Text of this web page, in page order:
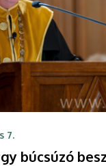
7.
búcsúzó